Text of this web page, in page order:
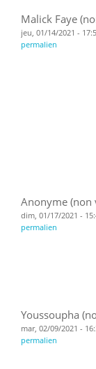
Malick Faye
jeu, 01/14/2021 -
permalien
Anonyme (non
dim, 01/17/2021 -
permalien
Youssoupha
mar, 02/09/2021 -
permalien